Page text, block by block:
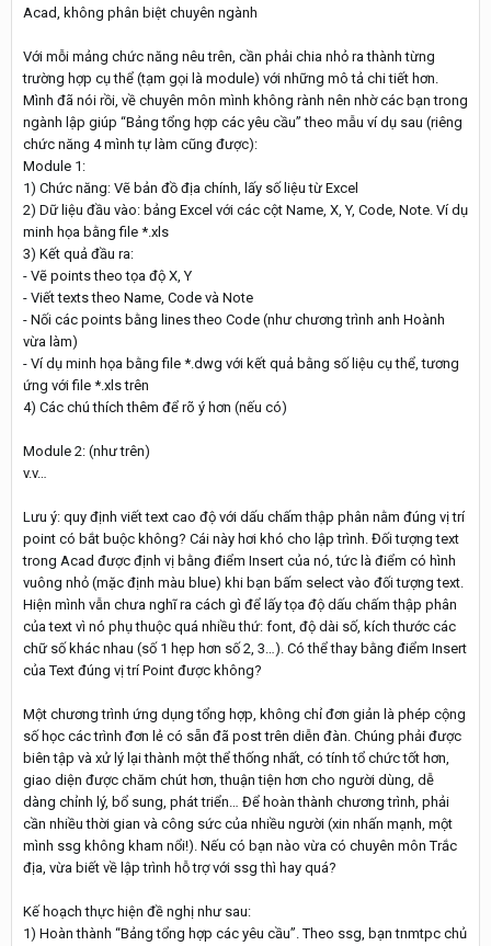
Acad, không phân biệt chuyên ngành
Với mỗi mảng chức năng nêu trên, cần phải chia nhỏ ra thành từng
trường hợp cụ thể (tạm gọi là module) với những mô tả chi tiết hơn.
Mình đã nói rồi, về chuyên môn mình không rành nên nhờ các bạn trong
ngành lập giúp “Bảng tổng hợp các yêu cầu” theo mẫu ví dụ sau (riêng
chức năng 4 mình tự làm cũng được):
Module 1:
1) Chức năng: Vẽ bản đồ địa chính, lấy số liệu từ Excel
2) Dữ liệu đầu vào: bảng Excel với các cột Name, X, Y, Code, Note. Ví dụ
minh họa bằng file *.xls
3) Kết quả đầu ra:
- Vẽ points theo tọa độ X, Y
- Viết texts theo Name, Code và Note
- Nối các points bằng lines theo Code (như chương trình anh Hoành
vừa làm)
- Ví dụ minh họa bằng file *.dwg với kết quả bằng số liệu cụ thể, tương
ứng với file *.xls trên
4) Các chú thích thêm để rõ ý hơn (nếu có)
Module 2: (như trên)
v.v…
Lưu ý: quy định viết text cao độ với dấu chấm thập phân nằm đúng vị trí
point có bắt buộc không? Cái này hơi khó cho lập trình. Đối tượng text
trong Acad được định vị bằng điểm Insert của nó, tức là điểm có hình
vuông nhỏ (mặc định màu blue) khi bạn bấm select vào đối tượng text.
Hiện mình vẫn chưa nghĩ ra cách gì để lấy tọa độ dấu chấm thập phân
của text vì nó phụ thuộc quá nhiều thứ: font, độ dài số, kích thước các
chữ số khác nhau (số 1 hẹp hơn số 2, 3…). Có thể thay bằng điểm Insert
của Text đúng vị trí Point được không?
Một chương trình ứng dụng tổng hợp, không chỉ đơn giản là phép cộng
số học các trình đơn lẻ có sẵn đã post trên diễn đàn. Chúng phải được
biên tập và xử lý lại thành một thể thống nhất, có tính tổ chức tốt hơn,
giao diện được chăm chút hơn, thuận tiện hơn cho người dùng, dễ
dàng chỉnh lý, bổ sung, phát triển… Để hoàn thành chương trình, phải
cần nhiều thời gian và công sức của nhiều người (xin nhấn mạnh, một
mình ssg không kham nổi!). Nếu có bạn nào vừa có chuyên môn Trắc
địa, vừa biết về lập trình hỗ trợ với ssg thì hay quá?
Kế hoạch thực hiện đề nghị như sau:
1) Hoàn thành “Bảng tổng hợp các yêu cầu”. Theo ssg, bạn tnmtpc chủ